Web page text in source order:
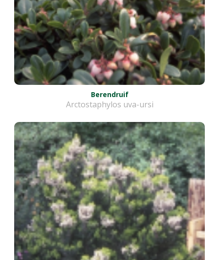
Berendruif
Arctostaphylos uva-ursi